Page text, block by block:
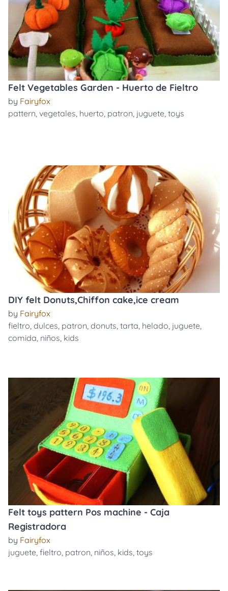
Felt Vegetables Garden - Huerto de Fieltro
by Fairyfox
pattern, vegetales, huerto, patron, juguete, toys
DIY felt Donuts,Chiffon cake,ice cream
by Fairyfox
fieltro, dulces, patron, donuts, tarta, helado, juguete,
comida, niños, kids
Felt toys pattern Pos machine - Caja
Registradora
by Fairyfox
juguete, fieltro, patron, niños, kids, toys